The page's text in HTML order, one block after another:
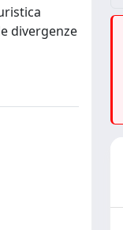
divergenze